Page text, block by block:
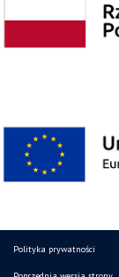
Polityka prywatności